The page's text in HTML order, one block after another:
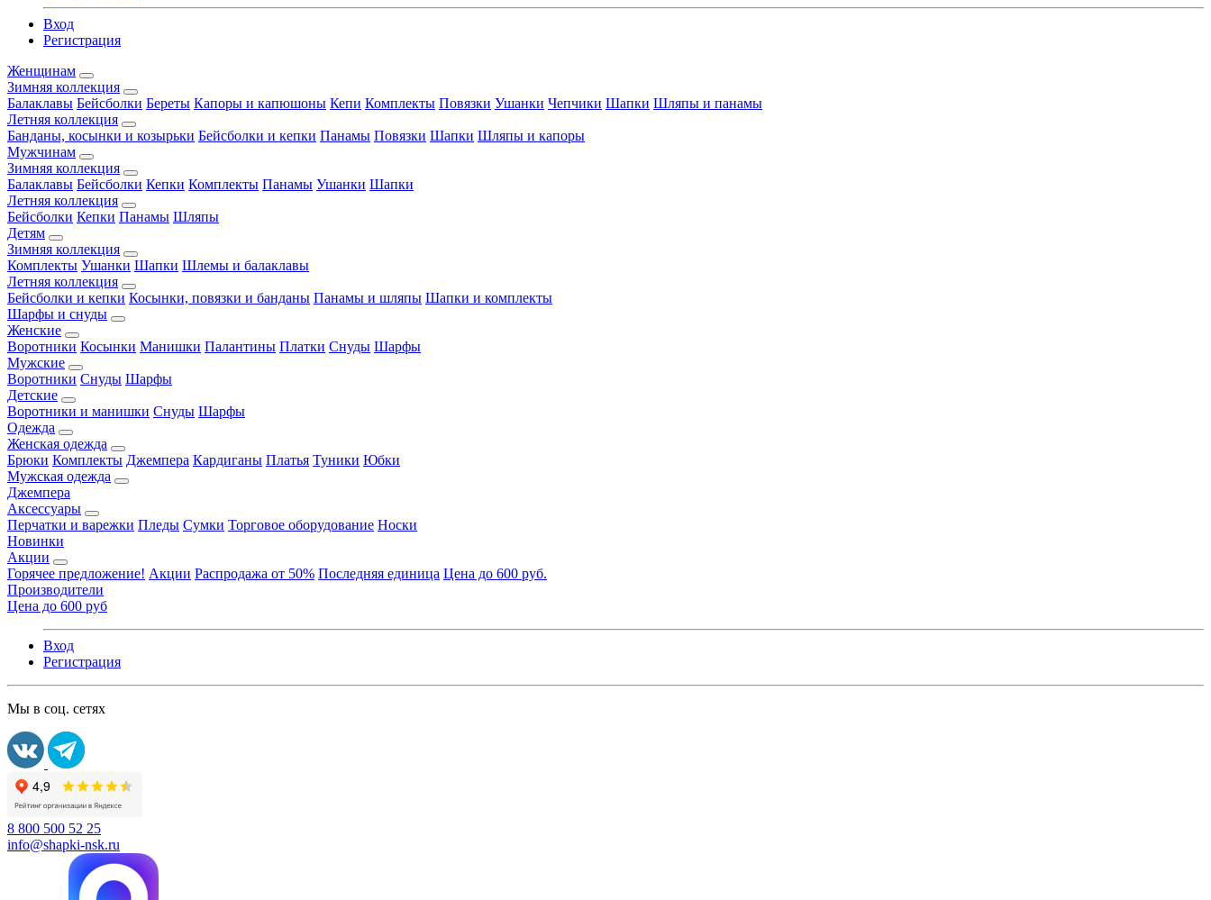
Вход
Регистрация
Женщинам
Зимняя коллекция
Балаклавы Бейсболки Береты Капоры и капюшоны Кепи Комплекты Повязки Ушанки Чепчики Шапки Шляпы и панамы
Летняя коллекция
Банданы, косынки и козырьки Бейсболки и кепки Панамы Повязки Шапки Шляпы и капоры
Мужчинам
Зимняя коллекция
Балаклавы Бейсболки Кепки Комплекты Панамы Ушанки Шапки
Летняя коллекция
Бейсболки Кепки Панамы Шляпы
Детям
Зимняя коллекция
Комплекты Ушанки Шапки Шлемы и балаклавы
Летняя коллекция
Бейсболки и кепки Косынки, повязки и банданы Панамы и шляпы Шапки и комплекты
Шарфы и снуды
Женские
Воротники Косынки Манишки Палантины Платки Снуды Шарфы
Мужские
Воротники Снуды Шарфы
Детские
Воротники и манишки Снуды Шарфы
Одежда
Женская одежда
Брюки Комплекты Джемпера Кардиганы Платья Туники Юбки
Мужская одежда
Джемпера
Аксессуары
Перчатки и варежки Пледы Сумки Торговое оборудование Носки
Новинки
Акции
Горячее предложение! Акции Распродажа от 50% Последняя единица Цена до 600 руб.
Производители
Цена до 600 руб
Вход
Регистрация
Мы в соц. сетях
8 800 500 52 25
info@shapki-nsk.ru